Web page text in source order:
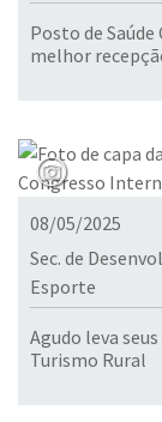
Posto de
melhor
08/05/2025
Sec. de
Esporte
Agudo leva
Turismo Rural